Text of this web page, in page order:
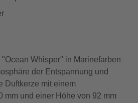
Whisper" in Marinefarben
der Entspannung und
Duftkerze mit einem
mm und einer Höhe von 92 mm